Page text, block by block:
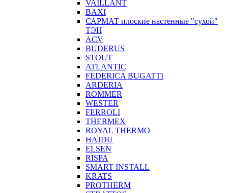
VAILLANT
BAXI
САРМАТ плоские настенные "сухой"
ТЭН
ACV
BUDERUS
STOUT
ATLANTIC
FEDERICA BUGATTI
ARDERIA
ROMMER
WESTER
FERROLI
THERMEX
ROYAL THERMO
HAJDU
ELSEN
RISPA
SMART INSTALL
KRATS
PROTHERM